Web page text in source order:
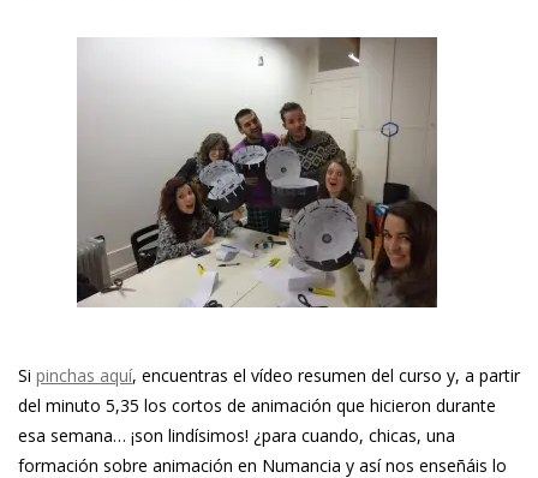
Si pinchas aquí, encuentras el vídeo resumen del curso y, a partir
del minuto 5,35 los cortos de animación que hicieron durante
esa semana… ¡son lindísimos! ¿para cuando, chicas, una
formación sobre animación en Numancia y así nos enseñáis lo